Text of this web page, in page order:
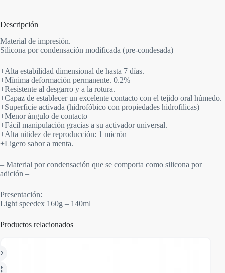
Descripción
Material de impresión.
Silicona por condensación modificada (pre-condesada)
+Alta estabilidad dimensional de hasta 7 días.
+Mínima deformación permanente. 0.2%
+Resistente al desgarro y a la rotura.
+Capaz de establecer un excelente contacto con el tejido oral húmedo.
+Superficie activada (hidrofóbico con propiedades hidrofilicas)
+Menor ángulo de contacto
+Fácil manipulación gracias a su activador universal.
+Alta nitidez de reproducción: 1 micrón
+Ligero sabor a menta.
– Material por condensación que se comporta como silicona por
adición –
Presentación:
Light speedex 160g – 140ml
Productos relacionados